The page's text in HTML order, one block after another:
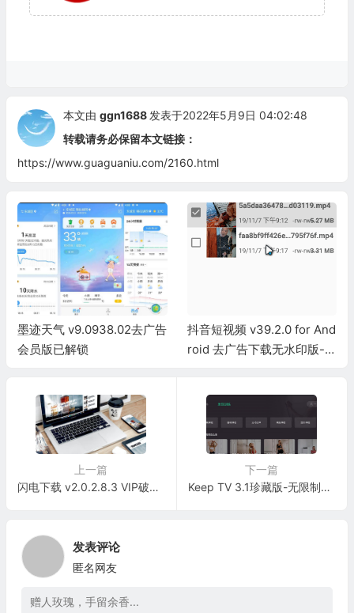
本文由 ggn1688 发表于2022年5月9日 04:02:48
转载请务必保留本文链接：
https://www.guaguaniu.com/2160.html
墨迹天气 v9.0938.02去广告
会员版已解锁
抖音短视频 v39.2.0 for And
roid 去广告下载无水印版-内
上一篇
闪电下载 v2.0.2.8.3 VIP破解版-无视资源审查-万能下载神器
下一篇
Keep TV 3.1珍藏版-无限制使用-健身必备
发表评论
匿名网友